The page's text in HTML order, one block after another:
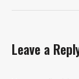
Leave a